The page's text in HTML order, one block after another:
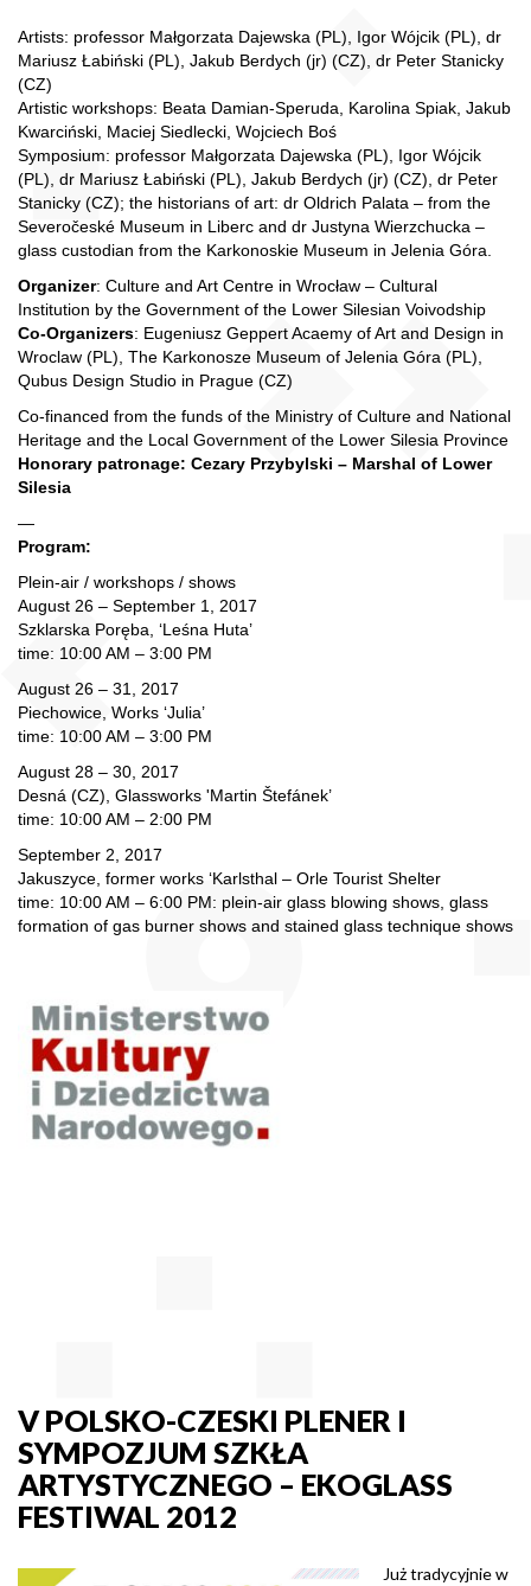
Artists: professor Małgorzata Dajewska (PL), Igor Wójcik (PL), dr
Mariusz Łabiński (PL), Jakub Berdych (jr) (CZ), dr Peter Stanicky
(CZ)
Artistic workshops: Beata Damian-Speruda, Karolina Spiak, Jakub
Kwarciński, Maciej Siedlecki, Wojciech Boś
Symposium: professor Małgorzata Dajewska (PL), Igor Wójcik
(PL), dr Mariusz Łabiński (PL), Jakub Berdych (jr) (CZ), dr Peter
Stanicky (CZ); the historians of art: dr Oldrich Palata – from the
Severočeské Museum in Liberc and dr Justyna Wierzchucka –
glass custodian from the Karkonoskie Museum in Jelenia Góra.
Organizer: Culture and Art Centre in Wrocław – Cultural
Institution by the Government of the Lower Silesian Voivodship
Co-Organizers: Eugeniusz Geppert Acaemy of Art and Design in
Wroclaw (PL), The Karkonosze Museum of Jelenia Góra (PL),
Qubus Design Studio in Prague (CZ)
Co-financed from the funds of the Ministry of Culture and National
Heritage and the Local Government of the Lower Silesia Province
Honorary patronage: Cezary Przybylski – Marshal of Lower
Silesia
—
Program:
Plein-air / workshops / shows
August 26 – September 1, 2017
Szklarska Poręba, ‘Leśna Huta’
time: 10:00 AM – 3:00 PM
August 26 – 31, 2017
Piechowice, Works ‘Julia’
time: 10:00 AM – 3:00 PM
August 28 – 30, 2017
Desná (CZ), Glassworks 'Martin Štefánek’
time: 10:00 AM – 2:00 PM
September 2, 2017
Jakuszyce, former works ‘Karlsthal – Orle Tourist Shelter
time: 10:00 AM – 6:00 PM: plein-air glass blowing shows, glass
formation of gas burner shows and stained glass technique shows
V POLSKO-CZESKI PLENER I
SYMPOZJUM SZKŁA
ARTYSTYCZNEGO – EKOGLASS
FESTIWAL 2012
Już tradycyjnie w